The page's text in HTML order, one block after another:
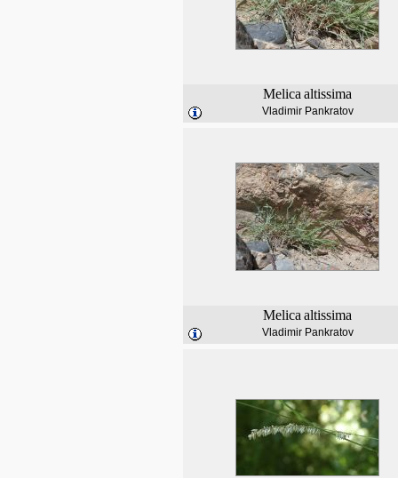
Melica altissima
Vladimir Pankratov
Melica altissima
Vladimir Pankratov